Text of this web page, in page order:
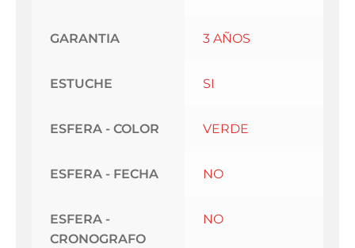
GARANTIA 3 AÑOS
ESTUCHE SI
ESFERA - COLOR VERDE
ESFERA - FECHA NO
ESFERA -
CRONOGRAFO
NO